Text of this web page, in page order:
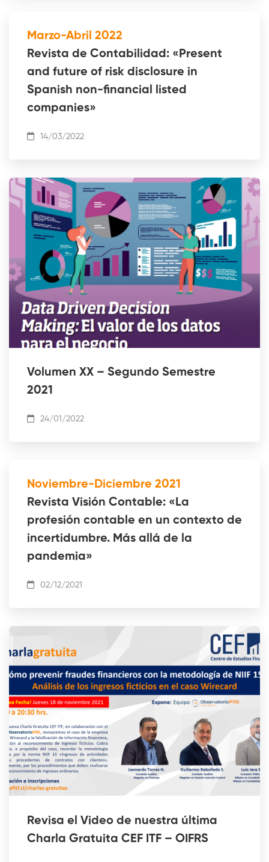
Marzo-Abril 2022
Revista de Contabilidad: «Present
and future of risk disclosure in
Spanish non-financial listed
companies»
14/03/2022
Volumen XX – Segundo Semestre
2021
24/01/2022
Noviembre-Diciembre 2021
Revista Visión Contable: «La
profesión contable en un contexto de
incertidumbre. Más allá de la
pandemia»
02/12/2021
Revisa el Video de nuestra última
Charla Gratuita CEF ITF – OIFRS